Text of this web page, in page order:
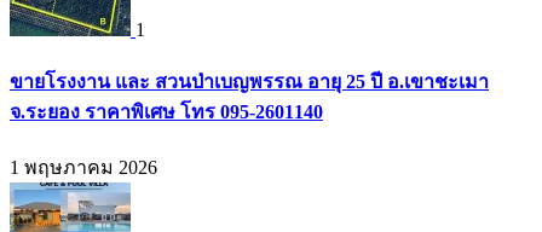
1
ขายโรงงาน และ สวนป่าเบญพรรณ อายุ 25 ปี อ.เขาชะเมา
จ.ระยอง ราคาพิเศษ โทร 095-2601140
1 พฤษภาคม 2026